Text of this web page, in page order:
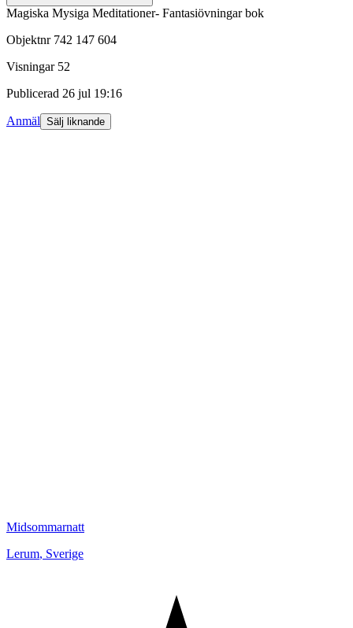
Magiska Mysiga Meditationer- Fantasiövningar bok
Objektnr 742 147 604
Visningar 52
Publicerad 26 jul 19:16
Anmäl Sälj liknande
Midsommarnatt
Lerum, Sverige